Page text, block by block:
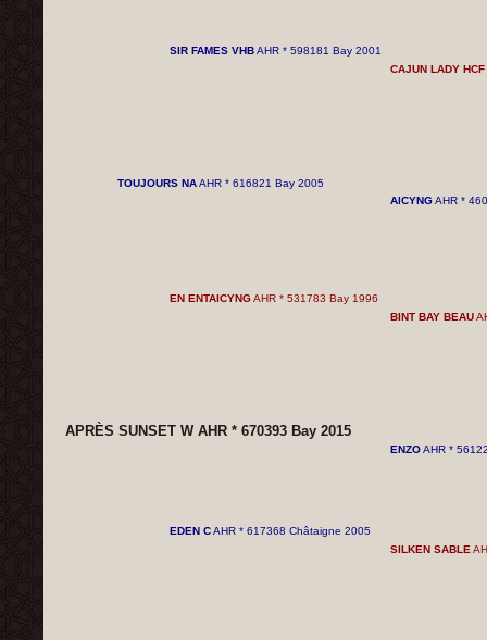
SIR FAMES VHBAHR * 598181 Bay 2001
CAJUN LADY HCF
TOUJOURS NAAHR * 616821 Bay 2005
AICYNGAHR *
EN ENTAICYNGAHR * 531783 Bay 1996
BINT BAY BEAU
APRÈS SUNSET W AHR * 670393 Bay 2015
ENZOAHR *
EDEN CAHR * 617368 Châtaigne 2005
SILKEN SABLE